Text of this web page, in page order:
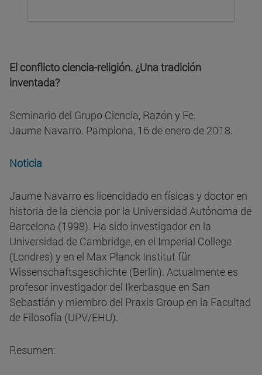
El conflicto ciencia-religión. ¿Una tradición
inventada?
Seminario del Grupo Ciencia, Razón y Fe.
Jaume Navarro. Pamplona, 16 de enero de 2018.
Noticia
Jaume Navarro es licencidado en físicas y doctor en
historia de la ciencia por la Universidad Autónoma de
Barcelona (1998). Ha sido investigador en la
Universidad de Cambridge, en el Imperial College
(Londres) y en el Max Planck Institut für
Wissenschaftsgeschichte (Berlin). Actualmente es
profesor investigador del Ikerbasque en San
Sebastián y miembro del Praxis Group en la Facultad
de Filosofía (UPV/EHU).
Resumen: